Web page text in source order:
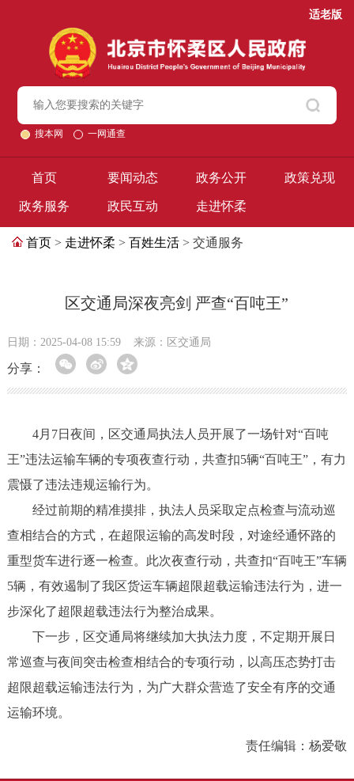
适老版
搜本网 一网通查
首页 要闻动态 政务公开 政策兑现
政务服务 政民互动 走进怀柔
首页 > 走进怀柔 > 百姓生活 > 交通服务
区交通局深夜亮剑 严查“百吨王”
日期：2025-04-08 15:59 来源：区交通局
分享：
4月7日夜间，区交通局执法人员开展了一场针对“百吨
王”违法运输车辆的专项夜查行动，共查扣5辆“百吨王”，有力
震慑了违法违规运输行为。
经过前期的精准摸排，执法人员采取定点检查与流动巡
查相结合的方式，在超限运输的高发时段，对途经通怀路的
重型货车进行逐一检查。此次夜查行动，共查扣“百吨王”车辆
5辆，有效遏制了我区货运车辆超限超载运输违法行为，进一
步深化了超限超载违法行为整治成果。
下一步，区交通局将继续加大执法力度，不定期开展日
常巡查与夜间突击检查相结合的专项行动，以高压态势打击
超限超载运输违法行为，为广大群众营造了安全有序的交通
运输环境。
责任编辑：杨爱敬